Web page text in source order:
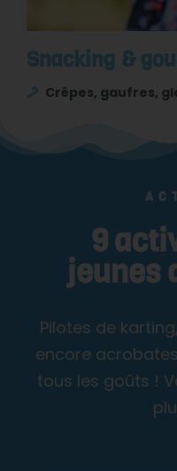
Snacking &
Crêpes, gaufres,
9
jeunes
Pilotes de
encore
tous les goûts !